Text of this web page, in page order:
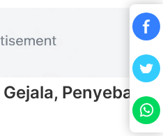
Penyebab,